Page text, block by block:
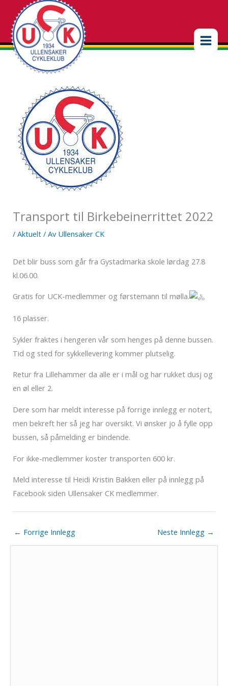
innholdet
Transport til Birkebeinerrittet 2022
/ Aktuelt / Av Ullensaker CK
Det blir buss som går fra Gystadmarka skole lørdag 27.8
kl.06.00.
Gratis for UCK-medlemmer og førstemann til mølla.
16 plasser.
Sykler fraktes i hengeren vår som henges på denne bussen.
Tid og sted for sykkellevering kommer plutselig.
Retur fra Lillehammer da alle er i mål og har rukket dusj og
en øl eller 2.
Dere som har meldt interesse på forrige innlegg er notert,
men bekreft her så jeg har oversikt. Vi ønsker jo å fylle opp
bussen, så påmelding er bindende.
For ikke-medlemmer koster transporten 600 kr.
Meld interesse til Heidi Kristin Bakken eller på innlegg på
Facebook siden Ullensaker CK medlemmer.
← Forrige Innlegg Neste Innlegg →